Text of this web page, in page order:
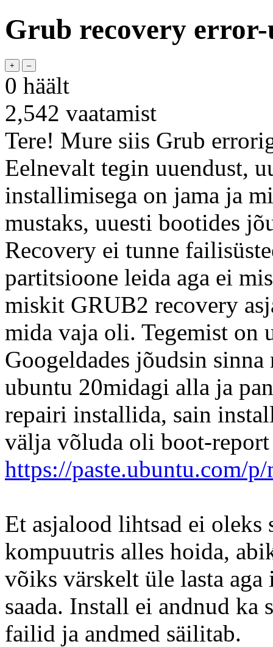
Grub recovery
0 häält
2,542 vaatamist
Tere! Mure siis Grub
Eelnevalt tegin uuendust,
installimisega on jama ja
mustaks, uuesti bootides
Recovery ei tunne
partitsioone leida aga ei
miskit GRUB2 recovery
mida vaja oli. Tegemist on
Googeldades jõudsin
ubuntu 20midagi alla ja
repairi installida, sain
välja võluda oli boot-
https://paste.ubuntu.com/
Et asjalood lihtsad ei
kompuutris alles hoida,
võiks värskelt üle lasta
saada. Install ei andnud ka
failid ja andmed säilitab.